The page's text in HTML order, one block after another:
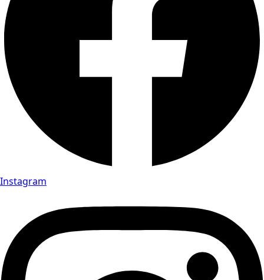
Instagram